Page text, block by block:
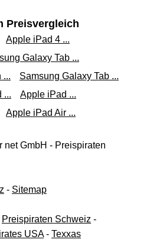
Preisvergleich
Apple iPad 4 ...
Galaxy Tab ...
...
Samsung Galaxy Tab ...
...
Apple iPad ...
Apple iPad Air ...
net GmbH - Preispiraten
- Sitemap
Preispiraten Schweiz -
USA- Texxas